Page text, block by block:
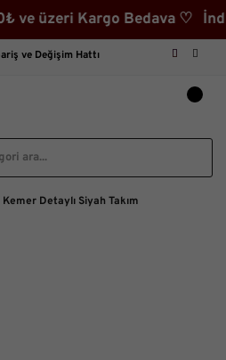
Kargo Bedava ♡
ve Değişim Hattı